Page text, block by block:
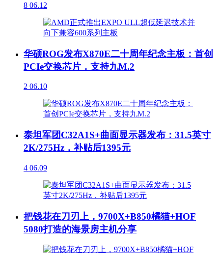
8 06.12
华硕ROG发布X870E二十周年纪念主板：首创
PCIe交换芯片，支持九M.2
2 06.10
泰坦军团C32A1S+曲面显示器发布：31.5英寸
2K/275Hz，补贴后1395元
4 06.09
把钱花在刀刃上，9700X+B850橘猫+HOF
5080打造的海景房主机分享